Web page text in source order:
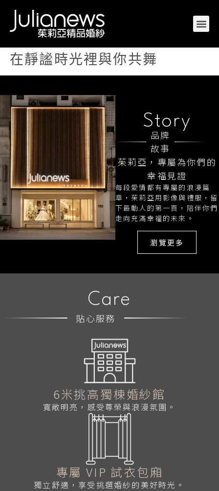
在靜謐時光裡與你共舞
Story
品牌
故事
茱莉亞，專屬為你們的
幸福見證
每段愛情都有專屬的浪漫篇
章，茱莉亞用影像與禮服，留
下最動人的第一頁，陪伴你們
走向充滿幸福的未來。
瀏覽更多
Care
貼心服務
6米挑高獨棟婚紗館
寬敞明亮，感受尊榮與浪漫氛圍。
專屬 VIP 試衣包廂
獨立舒適，享受挑選婚紗的美好時光。